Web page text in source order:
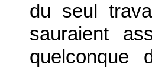
du seul
sauraient